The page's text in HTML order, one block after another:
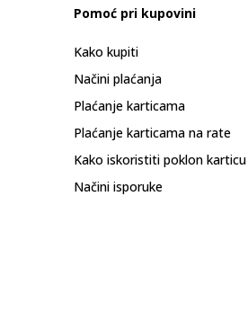
Pomoć pri kupovini
Kako kupiti
Načini plaćanja
Plaćanje karticama
Plaćanje karticama na rate
Kako iskoristiti poklon karticu
Načini isporuke